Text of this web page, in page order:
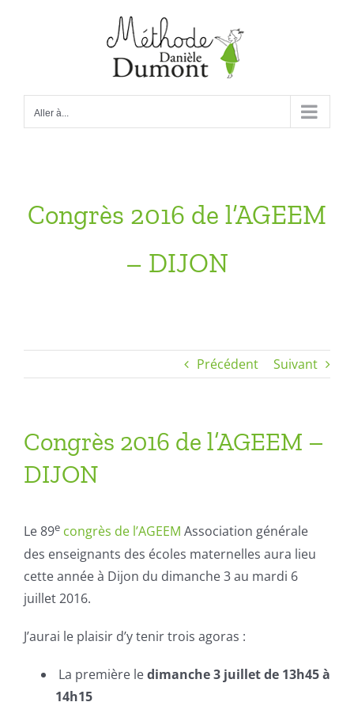
Aller à...
Congrès 2016 de l’AGEEM
– DIJON
Précédent Suivant
Congrès 2016 de l’AGEEM –
DIJON
Le 89e congrès de l’AGEEM Association générale
des enseignants des écoles maternelles aura lieu
cette année à Dijon du dimanche 3 au mardi 6
juillet 2016.
J’aurai le plaisir d’y tenir trois agoras :
La première ledimanche 3 juillet de 13h45 à
14h15